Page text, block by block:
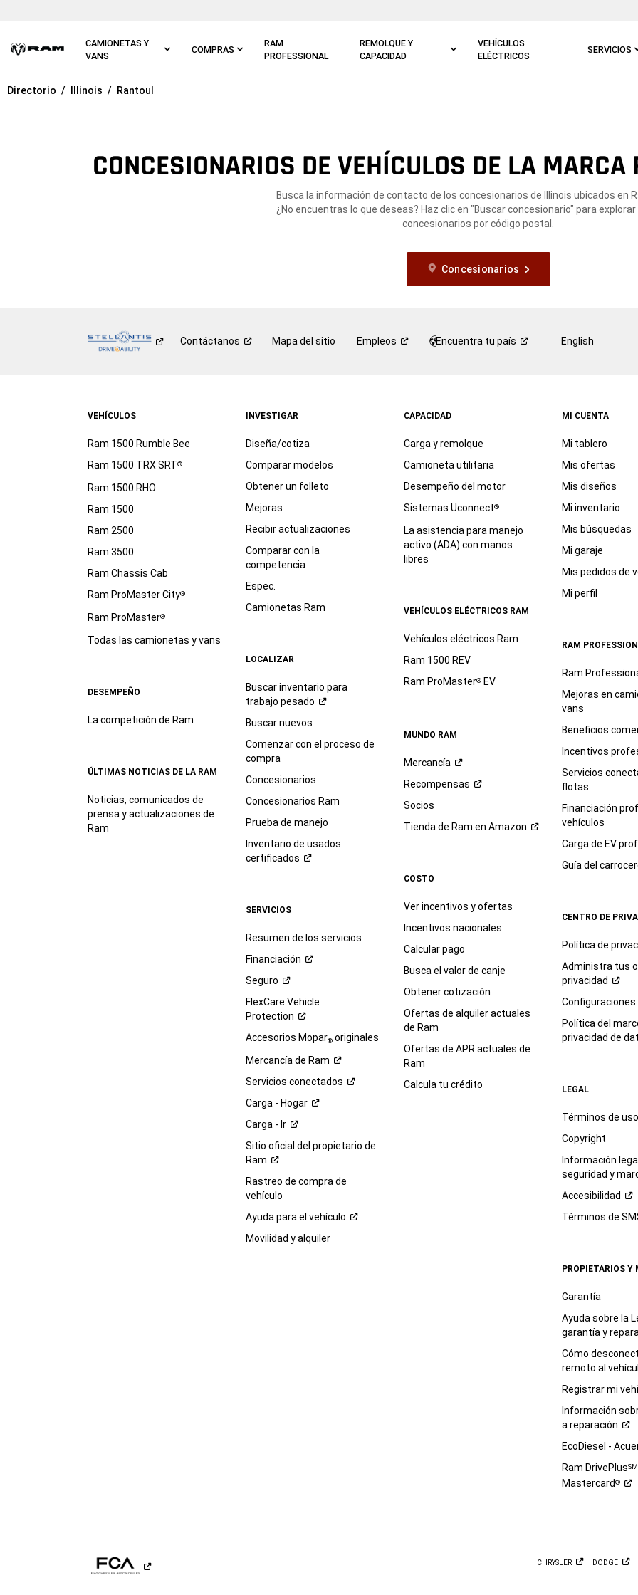
CAMIONETAS Y
VANS
COMPRAS
RAM
PROFESSIONAL
REMOLQUE Y
CAPACIDAD
VEHÍCULOS
ELÉCTRICOS
SERVICIOS
Ir a
Directorio Illinois Rantoul
CONCESIONARIOS DE VEHÍCULOS DE LA
Busca la información de contacto de los concesionarios de Illinois ubicados en
¿No encuentras lo que deseas? Haz clic en "Buscar concesionario" para
concesionarios por código postal.
Concesionarios
Contáctanos Mapa del sitio Empleos Encuentra tu país English
VEHÍCULOS
Ram 1500 Rumble Bee
Ram 1500 TRX SRT®
Ram 1500 RHO
Ram 1500
Ram 2500
Ram 3500
Ram Chassis Cab
Ram ProMaster City®
Ram ProMaster®
Todas las camionetas y vans
DESEMPEÑO
La competición de Ram
ÚLTIMAS NOTICIAS DE LA RAM
Noticias, comunicados de
prensa y actualizaciones de
Ram
INVESTIGAR
Diseña/cotiza
Comparar modelos
Obtener un folleto
Mejoras
Recibir actualizaciones
Comparar con la
competencia
Espec.
Camionetas Ram
LOCALIZAR
Buscar inventario para
trabajo pesado
Buscar nuevos
Comenzar con el proceso de
compra
Concesionarios
Concesionarios Ram
Prueba de manejo
Inventario de usados
certificados
SERVICIOS
Resumen de los servicios
Financiación
Seguro
FlexCare Vehicle
Protection
Accesorios Mopar®originales
Mercancía de Ram
Servicios conectados
Carga - Hogar
Carga - Ir
Sitio oficial del propietario de
Ram
Rastreo de compra de
vehículo
Ayuda para el vehículo
Movilidad y alquiler
CAPACIDAD
Carga y remolque
Camioneta utilitaria
Desempeño del motor
Sistemas Uconnect®
La asistencia para manejo
activo (ADA) con manos
libres
VEHÍCULOS ELÉCTRICOS RAM
Vehículos eléctricos Ram
Ram 1500 REV
Ram ProMaster®EV
MUNDO RAM
Mercancía
Recompensas
Socios
Tienda de Ram en Amazon
COSTO
Ver incentivos y ofertas
Incentivos nacionales
Calcular pago
Busca el valor de canje
Obtener cotización
Ofertas de alquiler actuales
de Ram
Ofertas de APR actuales de
Ram
Calcula tu crédito
MI CUENTA
Mi tablero
Mis ofertas
Mis diseños
Mi inventario
Mis búsquedas
Mi garaje
Mis pedidos de
Mi perfil
RAM
Ram
Mejoras en
vans
Beneficios
Incentivos
Servicios
flotas
Financiación
vehículos
Carga de EV
Guía del
CENTRO DE
Política de
Administra tus
privacidad
Configuraciones
Política del
privacidad de
LEGAL
Términos de uso
Copyright
Información
seguridad y
Accesibilidad
Términos de
PROPIETARIOS Y
Garantía
Ayuda sobre la
garantía y
Cómo
remoto al
Registrar mi
Información
areparación
EcoDiesel -
Ram DrivePlusSM
Mastercard®
CHRYSLER DODGE